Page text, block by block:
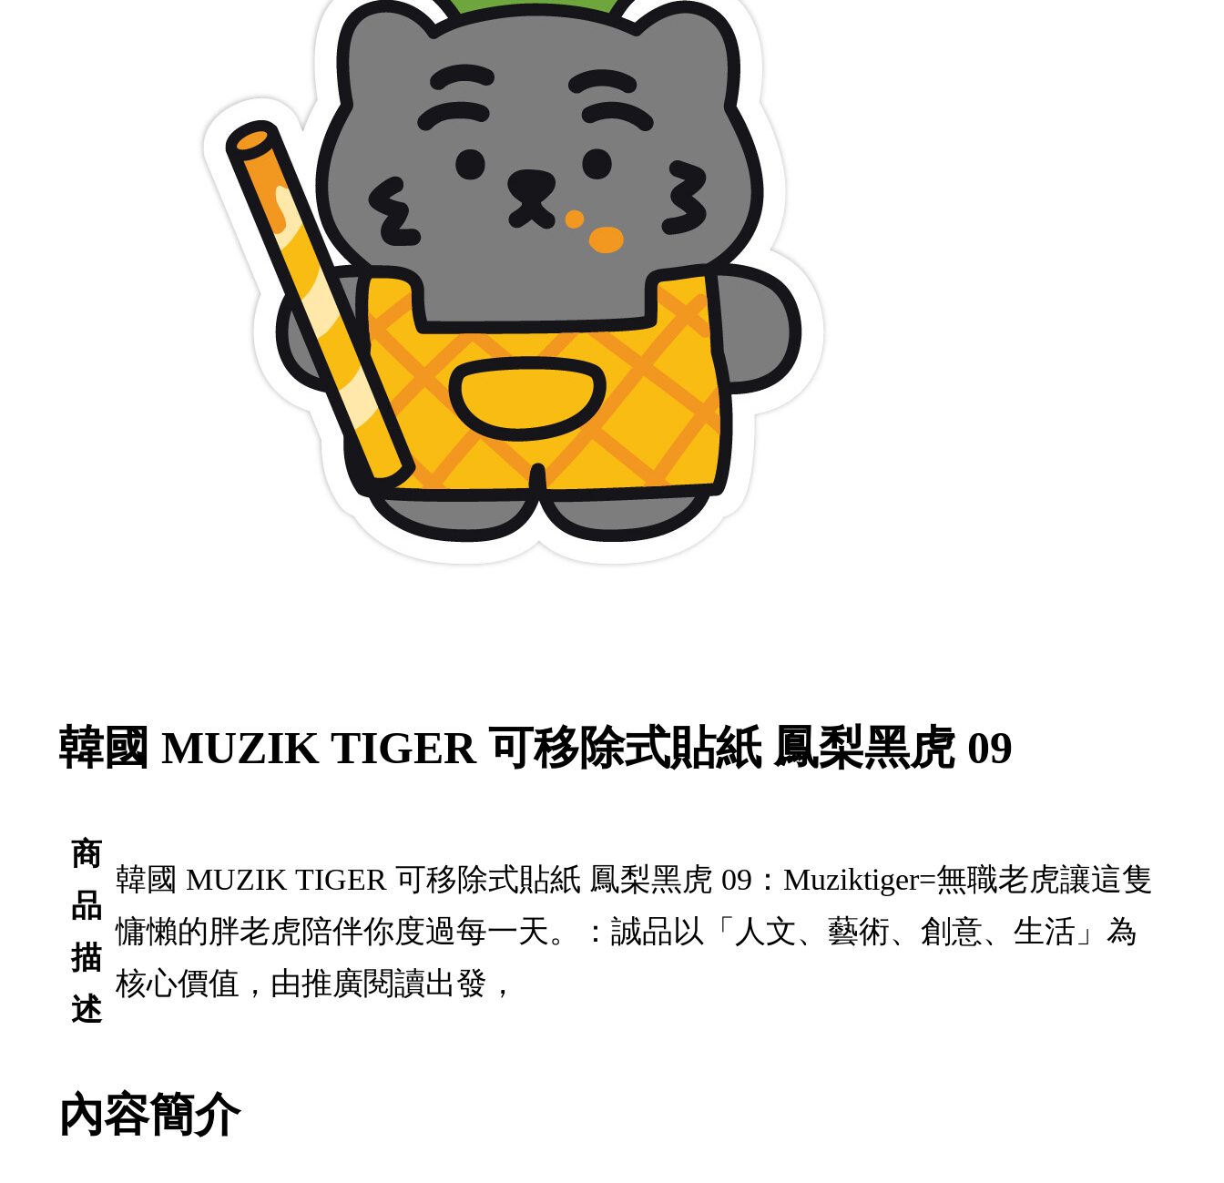
韓國 MUZIK TIGER 可移除式貼紙 鳳梨黑虎 09
商
品
描
述
韓國 MUZIK TIGER 可移除式貼紙 鳳梨黑虎 09：Muziktiger=無職老虎讓這隻
慵懶的胖老虎陪伴你度過每一天。：誠品以「人文、藝術、創意、生活」為
核心價值，由推廣閱讀出發，
內容簡介